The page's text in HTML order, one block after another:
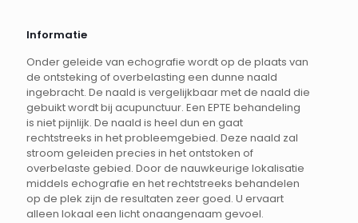
Informatie
Onder geleide van echografie wordt op de plaats van
de ontsteking of overbelasting een dunne naald
ingebracht. De naald is vergelijkbaar met de naald die
gebuikt wordt bij acupunctuur. Een EPTE behandeling
is niet pijnlijk. De naald is heel dun en gaat
rechtstreeks in het probleemgebied. Deze naald zal
stroom geleiden precies in het ontstoken of
overbelaste gebied. Door de nauwkeurige lokalisatie
middels echografie en het rechtstreeks behandelen
op de plek zijn de resultaten zeer goed. U ervaart
alleen lokaal een licht onaangenaam gevoel.